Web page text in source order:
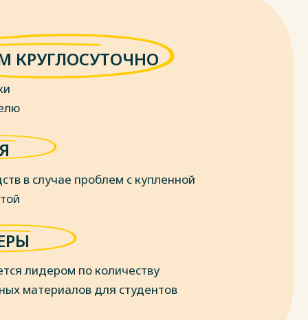
КРУГЛОСУТОЧНО
в случае проблем с купленной
лидером по количеству
материалов для студентов